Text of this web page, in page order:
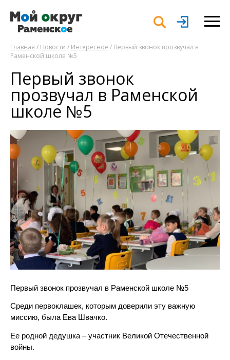
Главная / Новости / Интересное / Первый звонок прозвучал в
Раменской школе №5
Первый звонок
прозвучал в Раменской
школе №5
Первый звонок прозвучал в Раменской школе №5
Среди первоклашек, которым доверили эту важную
миссию, была Ева Швачко.
Ее родной дедушка – участник Великой Отечественной
войны.